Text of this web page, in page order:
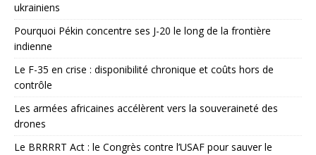
ukrainiens
Pourquoi Pékin concentre ses J-20 le long de la frontière
indienne
Le F-35 en crise : disponibilité chronique et coûts hors de
contrôle
Les armées africaines accélèrent vers la souveraineté des
drones
Le BRRRRT Act : le Congrès contre l’USAF pour sauver le